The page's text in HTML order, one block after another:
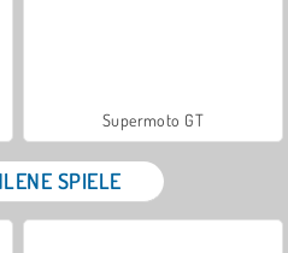
Supermoto GT
SPIELE